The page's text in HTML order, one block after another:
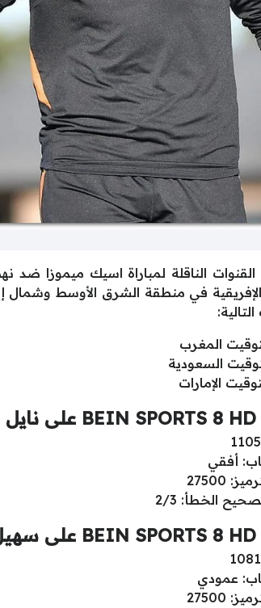
الناقلة لمباراة اسيك ميموزا
أفقي
27500
الخطأ: 2/3
عمودي
27500